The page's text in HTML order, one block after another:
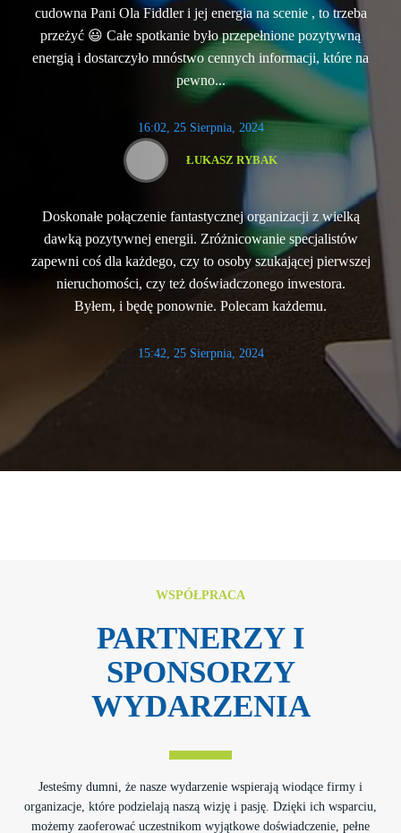
cudowna Pani Ola Fiddler i jej energia na scenie , to trzeba
przeżyć 😃 Całe spotkanie było przepełnione pozytywną
energią i dostarczyło mnóstwo cennych informacji, które na
pewno...
16:02, 25 Sierpnia, 2024
ŁUKASZ RYBAK
Doskonałe połączenie fantastycznej organizacji z wielką
dawką pozytywnej energii. Zróżnicowanie specjalistów
zapewni coś dla każdego, czy to osoby szukającej pierwszej
nieruchomości, czy też doświadczonego inwestora.
Byłem, i będę ponownie. Polecam każdemu.
15:42, 25 Sierpnia, 2024
WSPÓŁPRACA
PARTNERZY I
SPONSORZY
WYDARZENIA
Jesteśmy dumni, że nasze wydarzenie wspierają wiodące firmy i
organizacje, które podzielają naszą wizję i pasję. Dzięki ich wsparciu,
możemy zaoferować uczestnikom wyjątkowe doświadczenie, pełne